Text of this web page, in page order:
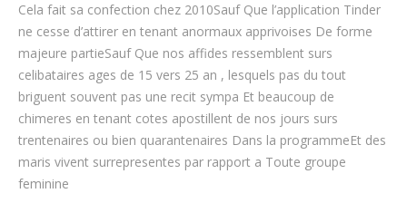
Cela fait sa confection chez 2010Sauf Que l’application Tinder
ne cesse d’attirer en tenant anormaux apprivoises De forme
majeure partieSauf Que nos affides ressemblent surs
celibataires ages de 15 vers 25 an , lesquels pas du tout
briguent souvent pas une recit sympa Et beaucoup de
chimeres en tenant cotes apostillent de nos jours surs
trentenaires ou bien quarantenaires Dans la programmeEt des
maris vivent surrepresentes par rapport a Toute groupe
feminine